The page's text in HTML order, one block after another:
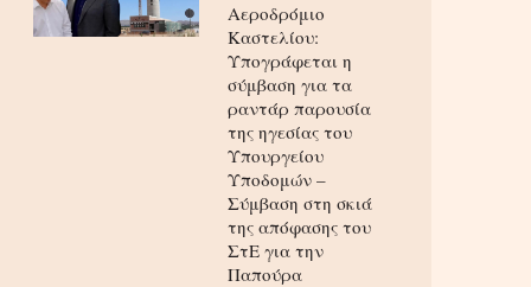
Αεροδρόμιο
Καστελίου:
Υπογράφεται η
σύμβαση για τα
ραντάρ παρουσία
της ηγεσίας του
Υπουργείου
Υποδομών –
Σύμβαση στη σκιά
της απόφασης του
ΣτΕ για την
Παπούρα